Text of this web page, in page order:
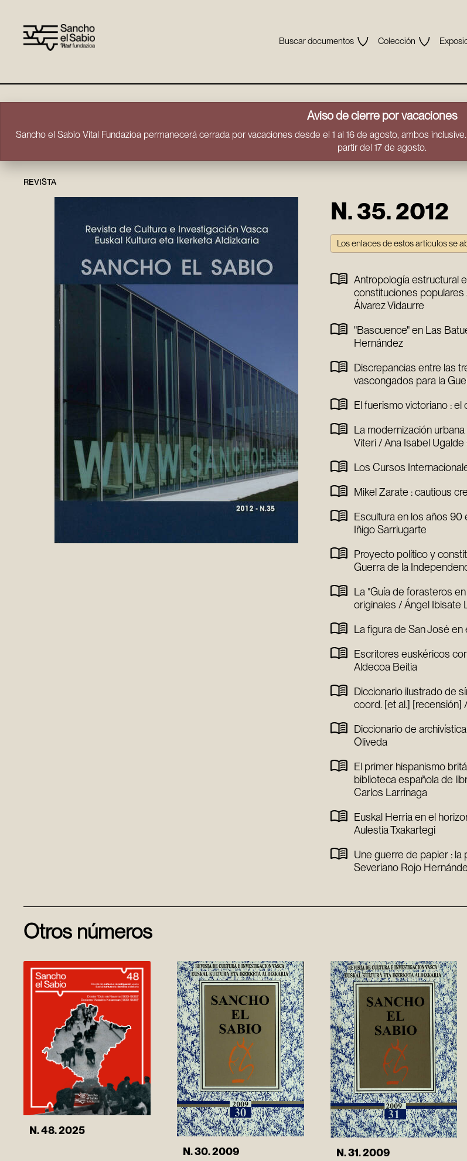
Buscar documentos Colección
Aviso de cierre por vacaciones
Sancho el Sabio Vital Fundazioa permanecerá cerrada por vacaciones desde el 1 al 16 de agosto, ambos
partir del 17 de agosto.
REVISTA
N. 35. 2012
Los enlaces de estos artículos se
Antropología estructural
constituciones populares
Álvarez Vidaurre
"Bascuence" en Las
Hernández
Discrepancias entre las
vascongados para la
El fuerismo victoriano :
La modernización
Viteri / Ana Isabel Ugalde
Los Cursos
Mikel Zarate : cautious
Escultura en los años 90
Iñigo Sarriugarte
Proyecto político y
Guerra de la
La "Guía de forasteros
originales / Ángel Ibisate
La figura de San José
Escritores euskéricos
Aldecoa Beitia
Diccionario ilustrado de
coord. [et al.] [recensión]
Diccionario de
Oliveda
El primer hispanismo
biblioteca española de
Carlos Larrinaga
Euskal Herria en el
Aulestia Txakartegi
Une guerre de papier :
Severiano Rojo
Otros números
N. 48. 2025
N. 30. 2009
N. 31. 2009